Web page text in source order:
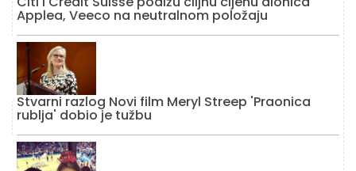
Applea, Veeco na neutralnom položaju
Stvarni razlog Novi film Meryl Streep 'Praonica
rublja' dobio je tužbu